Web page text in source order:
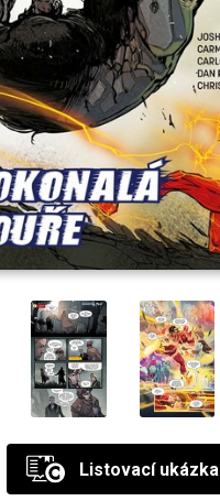
Listovací ukázka